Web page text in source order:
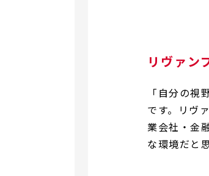
リヴァン
「自分の
です。リヴ
業会社・金
な環境だと